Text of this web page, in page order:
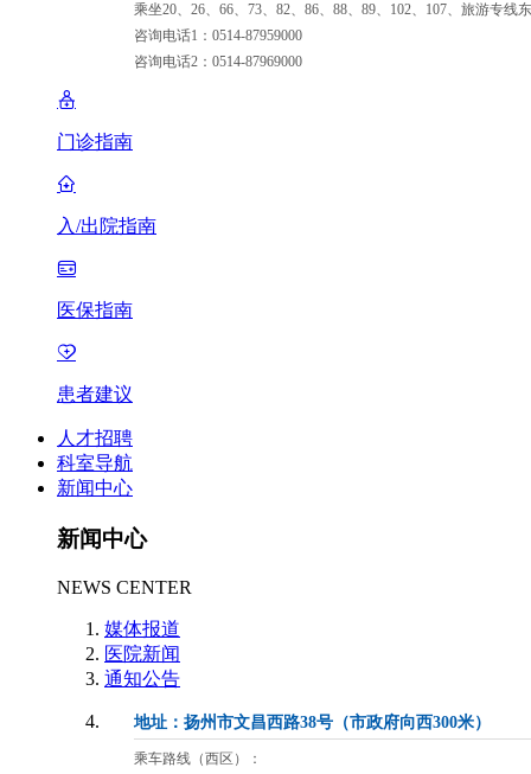
乘坐20、26、66、73、82、86、88、89、102、107、旅游专线
咨询电话1：0514-87959000
咨询电话2：0514-87969000
门诊指南
入/出院指南
医保指南
患者建议
人才招聘
科室导航
新闻中心
新闻中心
NEWS CENTER
媒体报道
医院新闻
通知公告
地址：扬州市文昌西路38号（市政府向西300米）
乘车路线（西区）：